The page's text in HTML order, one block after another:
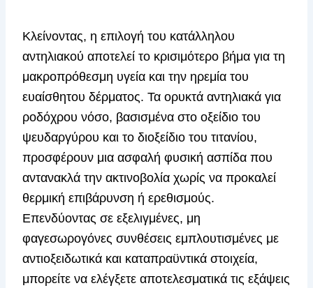
Κλείνοντας, η επιλογή του κατάλληλου
αντηλιακού αποτελεί το κρισιμότερο βήμα για τη
μακροπρόθεσμη υγεία και την ηρεμία του
ευαίσθητου δέρματος. Τα ορυκτά αντηλιακά για
ροδόχρου νόσο, βασισμένα στο οξείδιο του
ψευδαργύρου και το διοξείδιο του τιτανίου,
προσφέρουν μια ασφαλή φυσική ασπίδα που
αντανακλά την ακτινοβολία χωρίς να προκαλεί
θερμική επιβάρυνση ή ερεθισμούς.
Επενδύοντας σε εξελιγμένες, μη
φαγεσωρογόνες συνθέσεις εμπλουτισμένες με
αντιοξειδωτικά και καταπραϋντικά στοιχεία,
μπορείτε να ελέγξετε αποτελεσματικά τις εξάψεις